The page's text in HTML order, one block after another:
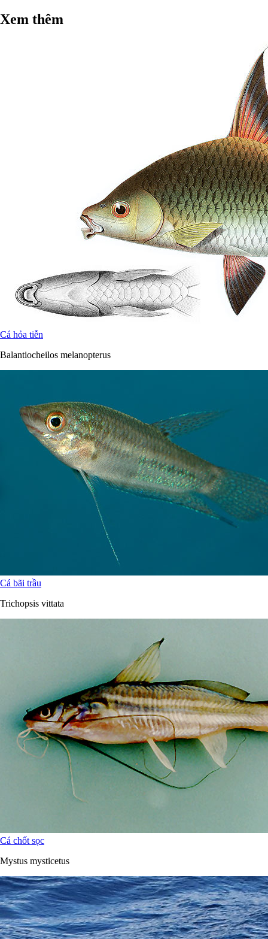
Xem thêm
Cá hỏa tiễn
Balantiocheilos melanopterus
Cá bãi trầu
Trichopsis vittata
Cá chốt sọc
Mystus mysticetus